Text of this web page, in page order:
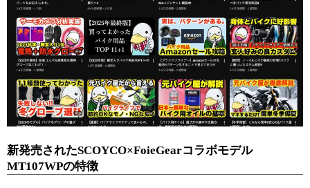
新発売されたSCOYCO×FoieGearコラボモデル
MT107WPの特徴